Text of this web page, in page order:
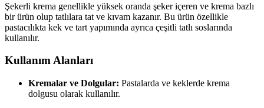
Şekerli krema genellikle yüksek oranda şeker içeren ve krema bazlı
bir ürün olup tatlılara tat ve kıvam kazanır. Bu ürün özellikle
pastacılıkta kek ve tart yapımında ayrıca çeşitli tatlı soslarında
kullanılır.
Kullanım Alanları
Kremalar ve Dolgular: Pastalarda ve keklerde krema
dolgusu olarak kullanılır.